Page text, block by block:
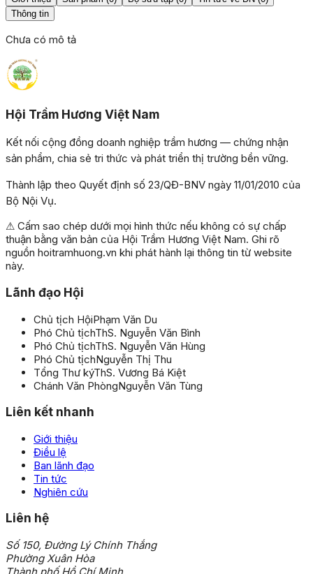
Thông tin
Chưa có mô tả
Hội Trầm Hương Việt Nam
Kết nối cộng đồng doanh nghiệp trầm hương — chứng nhận
sản phẩm, chia sẻ tri thức và phát triển thị trường bền vững.
Thành lập theo Quyết định số 23/QĐ-BNV ngày 11/01/2010 của
Bộ Nội Vụ.
⚠ Cấm sao chép dưới mọi hình thức nếu không có sự chấp
thuận bằng văn bản của Hội Trầm Hương Việt Nam. Ghi rõ
nguồn hoitramhuong.vn khi phát hành lại thông tin từ website
này.
Lãnh đạo Hội
Chủ tịch HộiPhạm Văn Du
Phó Chủ tịchThS. Nguyễn Văn Bình
Phó Chủ tịchThS. Nguyễn Văn Hùng
Phó Chủ tịchNguyễn Thị Thu
Tổng Thư kýThS. Vương Bá Kiệt
Chánh Văn PhòngNguyễn Văn Tùng
Liên kết nhanh
Giới thiệu
Điều lệ
Ban lãnh đạo
Tin tức
Nghiên cứu
Liên hệ
Số 150, Đường Lý Chính Thắng
Phường Xuân Hòa